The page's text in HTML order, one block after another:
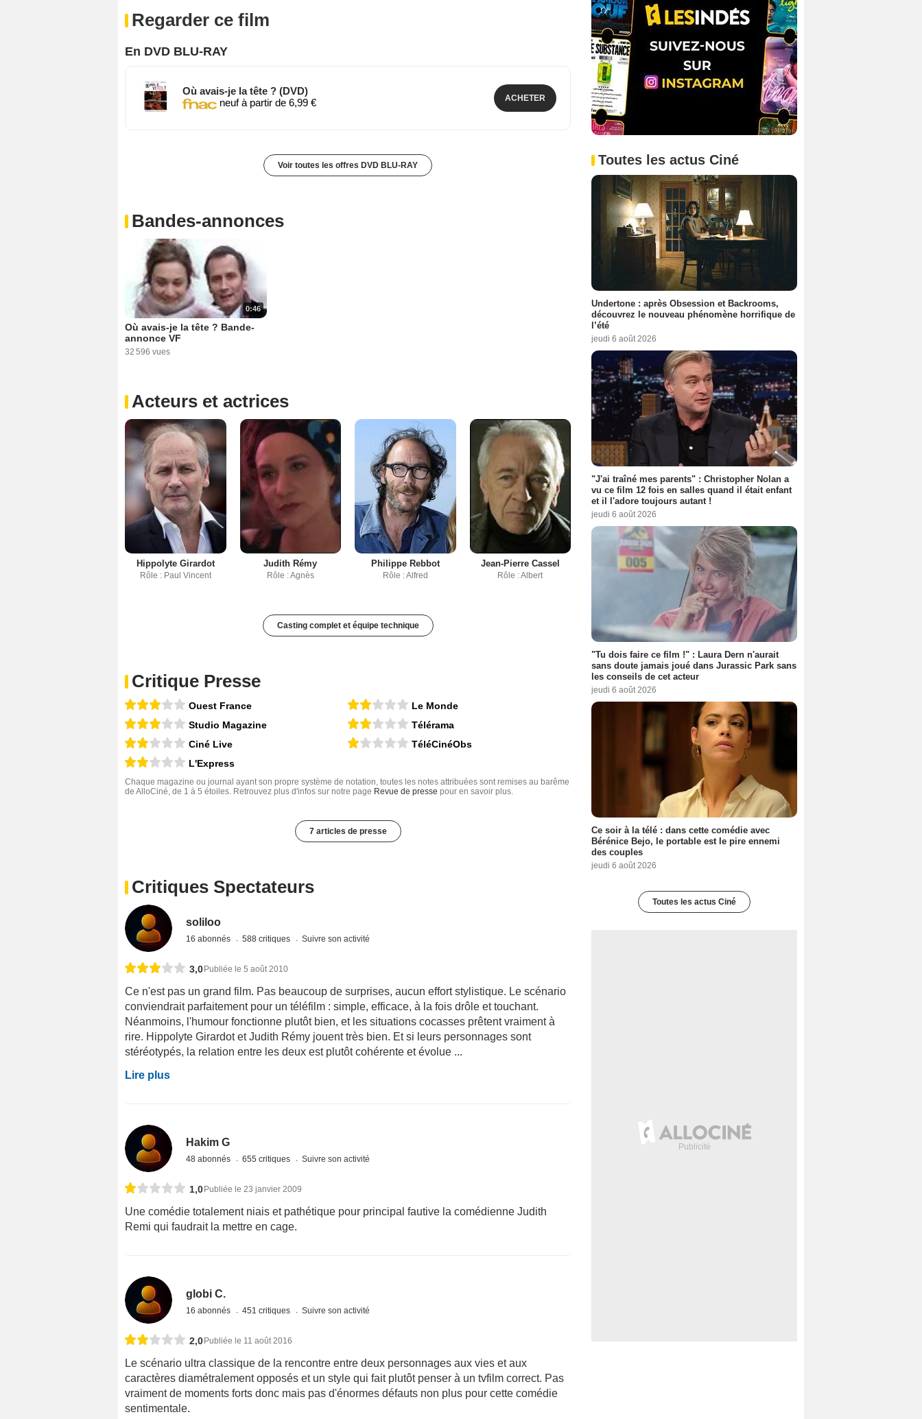
Regarder ce film
En DVD BLU-RAY
Où avais-je la tête ? (DVD)
neuf à partir de 6,99 €
ACHETER
Voir toutes les offres DVD BLU-RAY
Bandes-annonces
0:46
Où avais-je la tête ? Bande-
annonce VF
32 596 vues
Acteurs et actrices
Hippolyte Girardot
Rôle : Paul Vincent
Judith Rémy
Rôle : Agnès
Philippe Rebbot
Rôle : Alfred
Jean-Pierre Cassel
Rôle : Albert
Casting complet et équipe technique
Critique Presse
Ouest France
Studio Magazine
Ciné Live
L'Express
Le Monde
Télérama
TéléCinéObs
Chaque magazine ou journal ayant son propre système de notation, toutes les notes attribuées sont remises au barême
de AlloCiné, de 1 à 5 étoiles. Retrouvez plus d'infos sur notre page Revue de presse pour en savoir plus.
7 articles de presse
Critiques Spectateurs
soliloo
16 abonnés 588 critiques Suivre son activité
3,0 Publiée le 5 août 2010
Ce n'est pas un grand film. Pas beaucoup de surprises, aucun effort stylistique. Le scénario
conviendrait parfaitement pour un téléfilm : simple, efficace, à la fois drôle et touchant.
Néanmoins, l'humour fonctionne plutôt bien, et les situations cocasses prêtent vraiment à
rire. Hippolyte Girardot et Judith Rémy jouent très bien. Et si leurs personnages sont
stéréotypés, la relation entre les deux est plutôt cohérente et évolue ...
Lire plus
Hakim G
48 abonnés 655 critiques Suivre son activité
1,0 Publiée le 23 janvier 2009
Une comédie totalement niais et pathétique pour principal fautive la comédienne Judith
Remi qui faudrait la mettre en cage.
globi C.
16 abonnés 451 critiques Suivre son activité
2,0 Publiée le 11 août 2016
Le scénario ultra classique de la rencontre entre deux personnages aux vies et aux
caractères diamétralement opposés et un style qui fait plutôt penser à un tvfilm correct. Pas
vraiment de moments forts donc mais pas d'énormes défauts non plus pour cette comédie
sentimentale.
Toutes les actus Ciné
Undertone : après Obsession et Backrooms,
découvrez le nouveau phénomène horrifique de
l’été
jeudi 6 août 2026
"J'ai traîné mes parents" : Christopher Nolan a
vu ce film 12 fois en salles quand il était enfant
et il l'adore toujours autant !
jeudi 6 août 2026
"Tu dois faire ce film !" : Laura Dern n'aurait
sans doute jamais joué dans Jurassic Park sans
les conseils de cet acteur
jeudi 6 août 2026
Ce soir à la télé : dans cette comédie avec
Bérénice Bejo, le portable est le pire ennemi
des couples
jeudi 6 août 2026
Toutes les actus Ciné